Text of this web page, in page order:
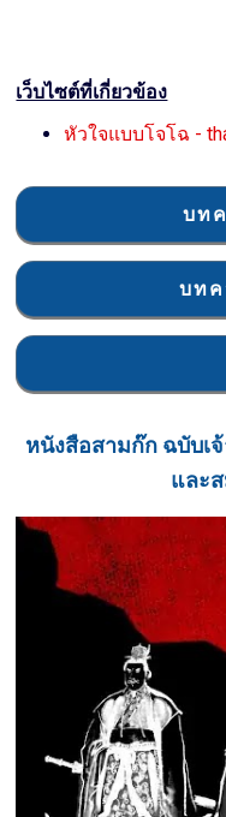
เว็บไซต์ที่เกี่ยวข้อง
หัวใจแบบโจโฉ -
บท
บทค
หนังสือสามก๊ก ฉบับเ
และ